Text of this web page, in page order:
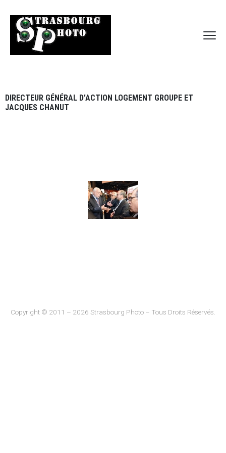
DIRECTEUR GÉNÉRAL D'ACTION LOGEMENT GROUPE ET
JACQUES CHANUT
Copyright © 2011 – 2026 Strasbourg Photo – Tous Droits Réservés.